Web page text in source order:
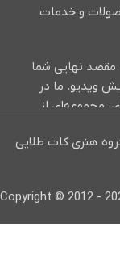
و خدمات
مقصد نهایی شما
ویدیو. ما در
مجموعه‌ای از
می‌دهیم.
را تولید و
ویژه تا
چیز را در
هنری کات طلایی
Copyright © 2012 -